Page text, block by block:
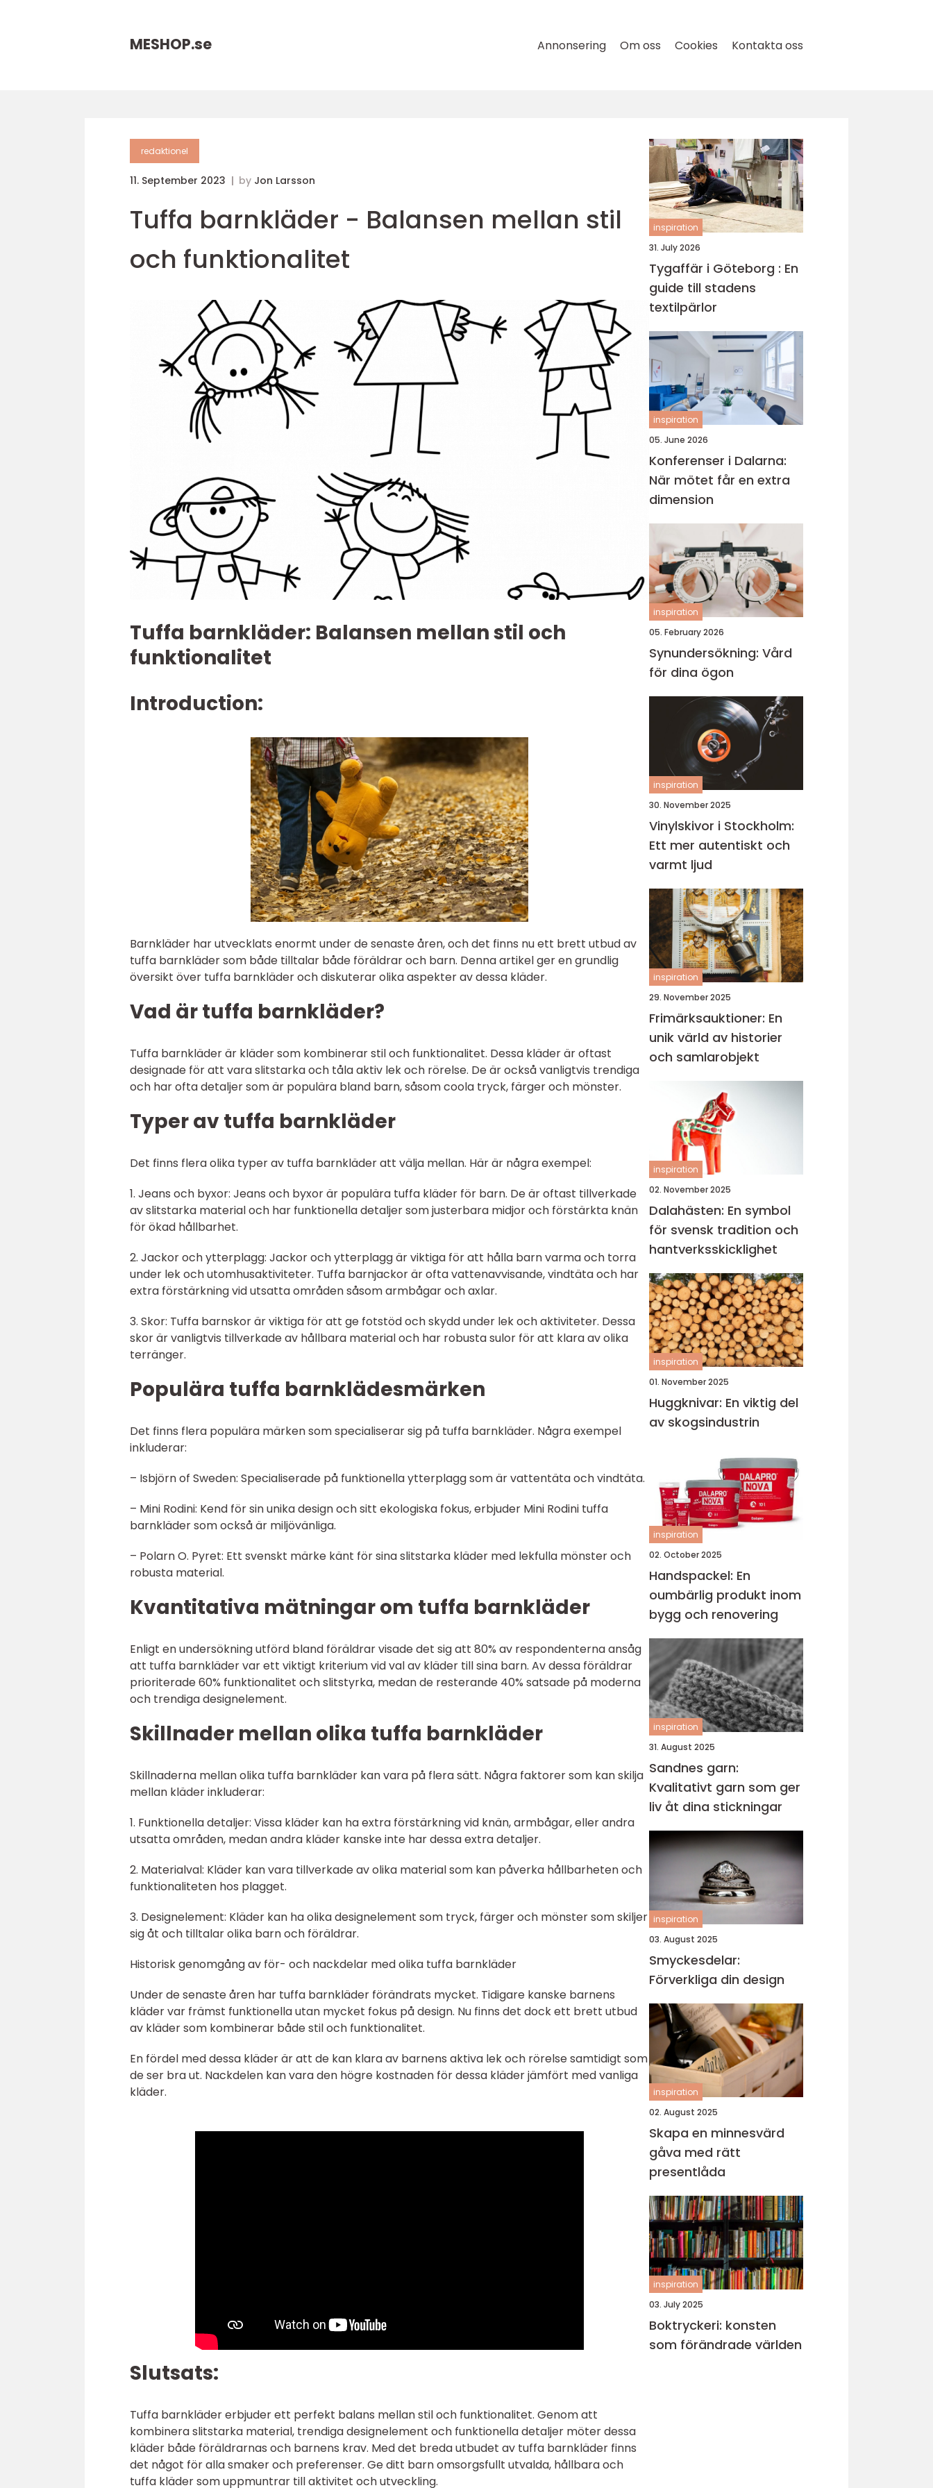
MESHOP.se Annonsering Om oss Cookies Kontakta oss
redaktionel
11. September 2023 by Jon Larsson
Tuffa barnkläder - Balansen mellan stil
och funktionalitet
Tuffa barnkläder: Balansen mellan stil och
funktionalitet
Introduction:
Barnkläder har utvecklats enormt under de senaste åren, och det finns nu ett brett utbud av
tuffa barnkläder som både tilltalar både föräldrar och barn. Denna artikel ger en grundlig
översikt över tuffa barnkläder och diskuterar olika aspekter av dessa kläder.
Vad är tuffa barnkläder?
Tuffa barnkläder är kläder som kombinerar stil och funktionalitet. Dessa kläder är oftast
designade för att vara slitstarka och tåla aktiv lek och rörelse. De är också vanligtvis trendiga
och har ofta detaljer som är populära bland barn, såsom coola tryck, färger och mönster.
Typer av tuffa barnkläder
Det finns flera olika typer av tuffa barnkläder att välja mellan. Här är några exempel:
1. Jeans och byxor: Jeans och byxor är populära tuffa kläder för barn. De är oftast tillverkade
av slitstarka material och har funktionella detaljer som justerbara midjor och förstärkta knän
för ökad hållbarhet.
2. Jackor och ytterplagg: Jackor och ytterplagg är viktiga för att hålla barn varma och torra
under lek och utomhusaktiviteter. Tuffa barnjackor är ofta vattenavvisande, vindtäta och har
extra förstärkning vid utsatta områden såsom armbågar och axlar.
3. Skor: Tuffa barnskor är viktiga för att ge fotstöd och skydd under lek och aktiviteter. Dessa
skor är vanligtvis tillverkade av hållbara material och har robusta sulor för att klara av olika
terränger.
Populära tuffa barnklädesmärken
Det finns flera populära märken som specialiserar sig på tuffa barnkläder. Några exempel
inkluderar:
– Isbjörn of Sweden: Specialiserade på funktionella ytterplagg som är vattentäta och vindtäta.
– Mini Rodini: Kend för sin unika design och sitt ekologiska fokus, erbjuder Mini Rodini tuffa
barnkläder som också är miljövänliga.
– Polarn O. Pyret: Ett svenskt märke känt för sina slitstarka kläder med lekfulla mönster och
robusta material.
Kvantitativa mätningar om tuffa barnkläder
Enligt en undersökning utförd bland föräldrar visade det sig att 80% av respondenterna ansåg
att tuffa barnkläder var ett viktigt kriterium vid val av kläder till sina barn. Av dessa föräldrar
prioriterade 60% funktionalitet och slitstyrka, medan de resterande 40% satsade på moderna
och trendiga designelement.
Skillnader mellan olika tuffa barnkläder
Skillnaderna mellan olika tuffa barnkläder kan vara på flera sätt. Några faktorer som kan skilja
mellan kläder inkluderar:
1. Funktionella detaljer: Vissa kläder kan ha extra förstärkning vid knän, armbågar, eller andra
utsatta områden, medan andra kläder kanske inte har dessa extra detaljer.
2. Materialval: Kläder kan vara tillverkade av olika material som kan påverka hållbarheten och
funktionaliteten hos plagget.
3. Designelement: Kläder kan ha olika designelement som tryck, färger och mönster som skiljer
sig åt och tilltalar olika barn och föräldrar.
Historisk genomgång av för- och nackdelar med olika tuffa barnkläder
Under de senaste åren har tuffa barnkläder förändrats mycket. Tidigare kanske barnens
kläder var främst funktionella utan mycket fokus på design. Nu finns det dock ett brett utbud
av kläder som kombinerar både stil och funktionalitet.
En fördel med dessa kläder är att de kan klara av barnens aktiva lek och rörelse samtidigt som
de ser bra ut. Nackdelen kan vara den högre kostnaden för dessa kläder jämfört med vanliga
kläder.
Slutsats:
Tuffa barnkläder erbjuder ett perfekt balans mellan stil och funktionalitet. Genom att
kombinera slitstarka material, trendiga designelement och funktionella detaljer möter dessa
kläder både föräldrarnas och barnens krav. Med det breda utbudet av tuffa barnkläder finns
det något för alla smaker och preferenser. Ge ditt barn omsorgsfullt utvalda, hållbara och
tuffa kläder som uppmuntrar till aktivitet och utveckling.
inspiration
31. July 2026
Tygaffär i Göteborg : En
guide till stadens
textilpärlor
inspiration
05. June 2026
Konferenser i Dalarna:
När mötet får en extra
dimension
inspiration
05. February 2026
Synundersökning: Vård
för dina ögon
inspiration
30. November 2025
Vinylskivor i Stockholm:
Ett mer autentiskt och
varmt ljud
inspiration
29. November 2025
Frimärksauktioner: En
unik värld av historier
och samlarobjekt
inspiration
02. November 2025
Dalahästen: En symbol
för svensk tradition och
hantverksskicklighet
inspiration
01. November 2025
Huggknivar: En viktig del
av skogsindustrin
inspiration
02. October 2025
Handspackel: En
oumbärlig produkt inom
bygg och renovering
inspiration
31. August 2025
Sandnes garn:
Kvalitativt garn som ger
liv åt dina stickningar
inspiration
03. August 2025
Smyckesdelar:
Förverkliga din design
inspiration
02. August 2025
Skapa en minnesvärd
gåva med rätt
presentlåda
inspiration
03. July 2025
Boktryckeri: konsten
som förändrade världen